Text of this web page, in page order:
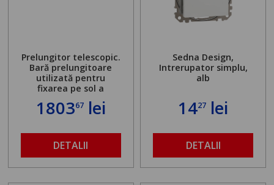
Prelungitor telescopic.
Bară prelungitoare
utilizată pentru
fixarea pe sol a
standului mașinii de
găurit în locul
maximă admisă de 500
kg și înălțime reglabilă
de la 1,8 la 2,9 m
180367lei
DETALII
Sedna Design,
Intrerupator simplu,
alb
1427 lei
DETALII